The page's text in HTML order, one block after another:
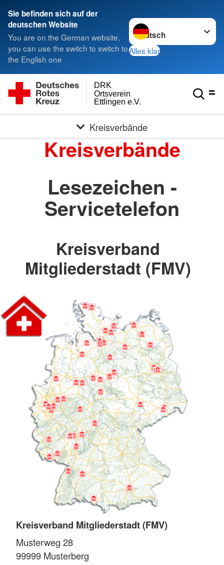
Sie befinden sich auf der
deutschen Website
You are on the German website,
you can use the switch to switch to
the English one
Sprache wechseln zu
Alles klar
Ettlingen e.V.
Ortsverein
DRK
Kreisverbände
Kreisverbände
Lesezeichen -
Servicetelefon
Kreisverband
Mitgliederstadt (FMV)
Kreisverband Mitgliederstadt (FMV)
Musterweg 28
99999 Musterberg